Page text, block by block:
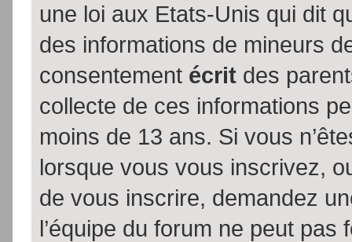
une loi aux Etats-Unis qui dit
des informations de mineurs
consentement écrit des
collecte de ces informations
moins de 13 ans. Si vous
lorsque vous vous inscrivez,
de vous inscrire, demandez
l’équipe du forum ne peut